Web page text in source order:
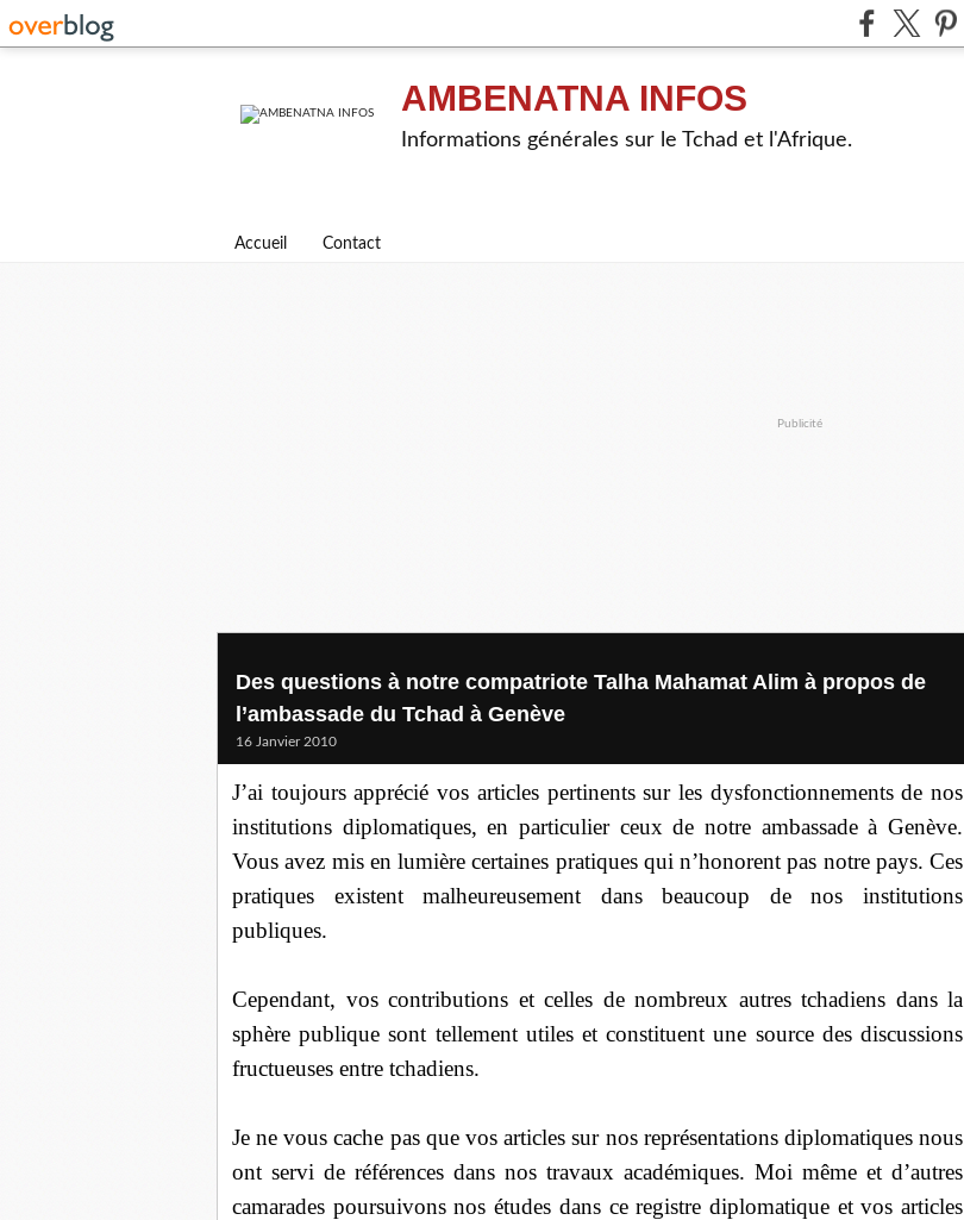
AMBENATNA INFOS
Informations générales sur le Tchad et l'Afrique.
Accueil Contact
Publicité
Des questions à notre compatriote Talha Mahamat Alim à propos de
l’ambassade du Tchad à Genève
16 Janvier 2010
J’ai toujours apprécié vos articles pertinents sur les dysfonctionnements de nos
institutions diplomatiques, en particulier ceux de notre ambassade à Genève.
Vous avez mis en lumière certaines pratiques qui n’honorent pas notre pays. Ces
pratiques existent malheureusement dans beaucoup de nos institutions
publiques.
Cependant, vos contributions et celles de nombreux autres tchadiens dans la
sphère publique sont tellement utiles et constituent une source des discussions
fructueuses entre tchadiens.
Je ne vous cache pas que vos articles sur nos représentations diplomatiques nous
ont servi de références dans nos travaux académiques. Moi même et d’autres
camarades poursuivons nos études dans ce registre diplomatique et vos articles